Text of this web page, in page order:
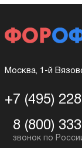
Москва, 1-й
+7 (495)
8 (800)